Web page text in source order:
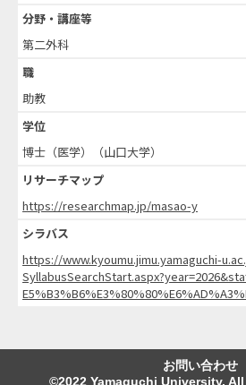
分野・講座等
第二外科
職
助教
学位
博士（医学）（山口大学）
リサーチマップ
https://researchmap.jp/masao-y
シラバス
https://www.kyoumu.jimu.yamaguchi-
お問い合わせ
©2022 Yamaguchi University.